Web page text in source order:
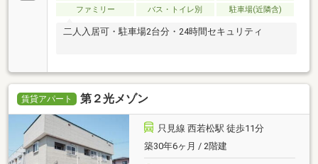
ファミリー
バス・トイレ別 駐車場(近隣含)
二人入居可・駐車場2台分・24時間セキュリティ
賃貸アパート 第２光メゾン
只見線 西若松駅 徒歩11分
築30年6ヶ月 / 2階建